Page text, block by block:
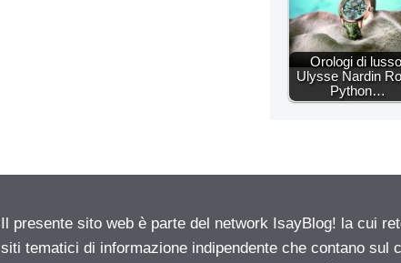
Orologi di
Ulysse Nardin
Python…
Il presente sito web è parte del network IsayBlog! la cui
siti tematici di informazione indipendente che contano sul